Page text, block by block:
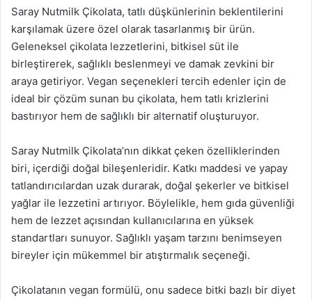
Saray Nutmilk Çikolata, tatlı düşkünlerinin beklentilerini
karşılamak üzere özel olarak tasarlanmış bir ürün.
Geleneksel çikolata lezzetlerini, bitkisel süt ile
birleştirerek, sağlıklı beslenmeyi ve damak zevkini bir
araya getiriyor. Vegan seçenekleri tercih edenler için de
ideal bir çözüm sunan bu çikolata, hem tatlı krizlerini
bastırıyor hem de sağlıklı bir alternatif oluşturuyor.
Saray Nutmilk Çikolata’nın dikkat çeken özelliklerinden
biri, içerdiği doğal bileşenleridir. Katkı maddesi ve yapay
tatlandırıcılardan uzak durarak, doğal şekerler ve bitkisel
yağlar ile lezzetini artırıyor. Böylelikle, hem gıda güvenliği
hem de lezzet açısından kullanıcılarına en yüksek
standartları sunuyor. Sağlıklı yaşam tarzını benimseyen
bireyler için mükemmel bir atıştırmalık seçeneği.
Çikolatanın vegan formülü, onu sadece bitki bazlı bir diyet